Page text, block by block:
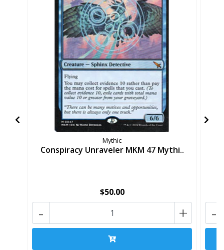
Mythic
Conspiracy Unraveler MKM 47 Mythi..
$50.00
+
- -